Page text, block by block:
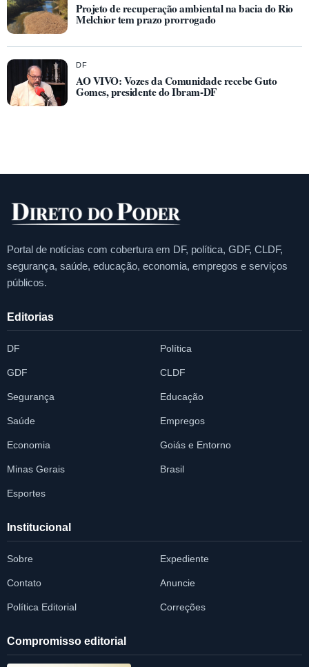
Projeto de recuperação ambiental na bacia do Rio
Melchior tem prazo prorrogado
DF
AO VIVO: Vozes da Comunidade recebe Guto
Gomes, presidente do Ibram-DF
Portal de notícias com cobertura em DF, política, GDF, CLDF,
segurança, saúde, educação, economia, empregos e serviços
públicos.
Editorias
DF Política
GDF CLDF
Segurança Educação
Saúde Empregos
Economia Goiás e Entorno
Minas Gerais Brasil
Esportes
Institucional
Sobre Expediente
Contato Anuncie
Política Editorial Correções
Compromisso editorial